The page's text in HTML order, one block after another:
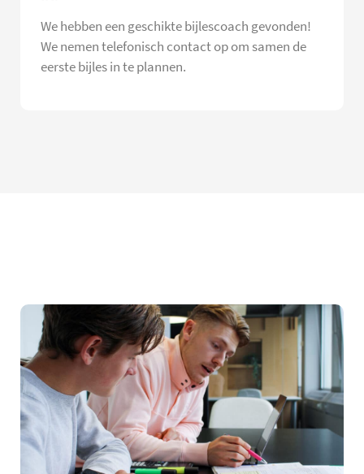
We hebben een geschikte bijlescoach gevonden!
We nemen telefonisch contact op om samen de
eerste bijles in te plannen.